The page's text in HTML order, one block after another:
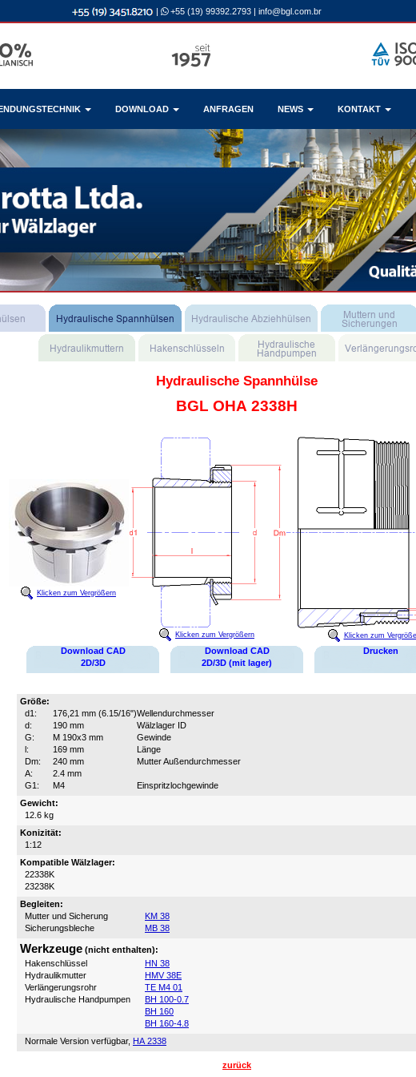
| +55 (19) 99392.2793 | info@bgl.com.br
DOWNLOAD ANFRAGEN NEWS KONTAKT
Hydraulische Spannhülse
BGL OHA 2338H
Klicken zum Vergrößern
Klicken zum Vergrößern Klicken zum
Download CAD
2D/3D
Download CAD
2D/3D (mit lager)
Drucken
Größe:
d1:
176,21 mm (6.15/16")Wellendurchmesser
d:
190 mm
Wälzlager ID
G:
M 190x3 mm
Gewinde
l:
169 mm
Länge
Dm:
240 mm
Mutter Außendurchmesser
A:
2.4 mm
G1:
M4
Einspritzlochgewinde
Gewicht:
12.6 kg
Konizität:
1:12
Kompatible Wälzlager:
22338K
23238K
Begleiten:
Mutter und Sicherung
KM 38
Sicherungsbleche
MB 38
Werkzeuge (nicht enthalten):
Hakenschlüssel
HN 38
Hydraulikmutter
HMV 38E
Verlängerungsrohr
TE M4 01
Hydraulische Handpumpen
BH 100-0.7
BH 160
BH 160-4.8
Normale Version verfügbar, HA 2338
zurück